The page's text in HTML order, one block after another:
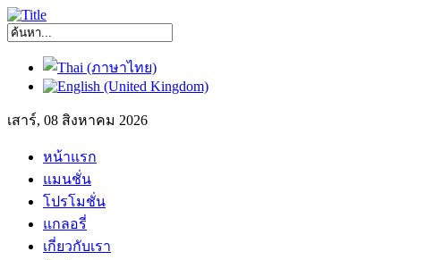
เสาร์, 08 สิงหาคม 2026
หน้าแรก
แมนชั่น
โปรโมชั่น
แกลอรี่
เกี่ยวกับเรา